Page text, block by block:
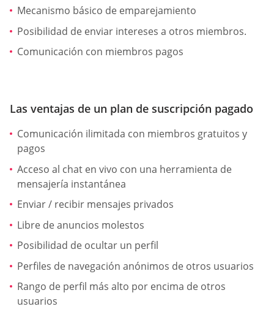
Mecanismo básico de emparejamiento
Posibilidad de enviar intereses a otros miembros.
Comunicación con miembros pagos
Las ventajas de un plan de suscripción pagado
Comunicación ilimitada con miembros gratuitos y
pagos
Acceso al chat en vivo con una herramienta de
mensajería instantánea
Enviar / recibir mensajes privados
Libre de anuncios molestos
Posibilidad de ocultar un perfil
Perfiles de navegación anónimos de otros usuarios
Rango de perfil más alto por encima de otros
usuarios